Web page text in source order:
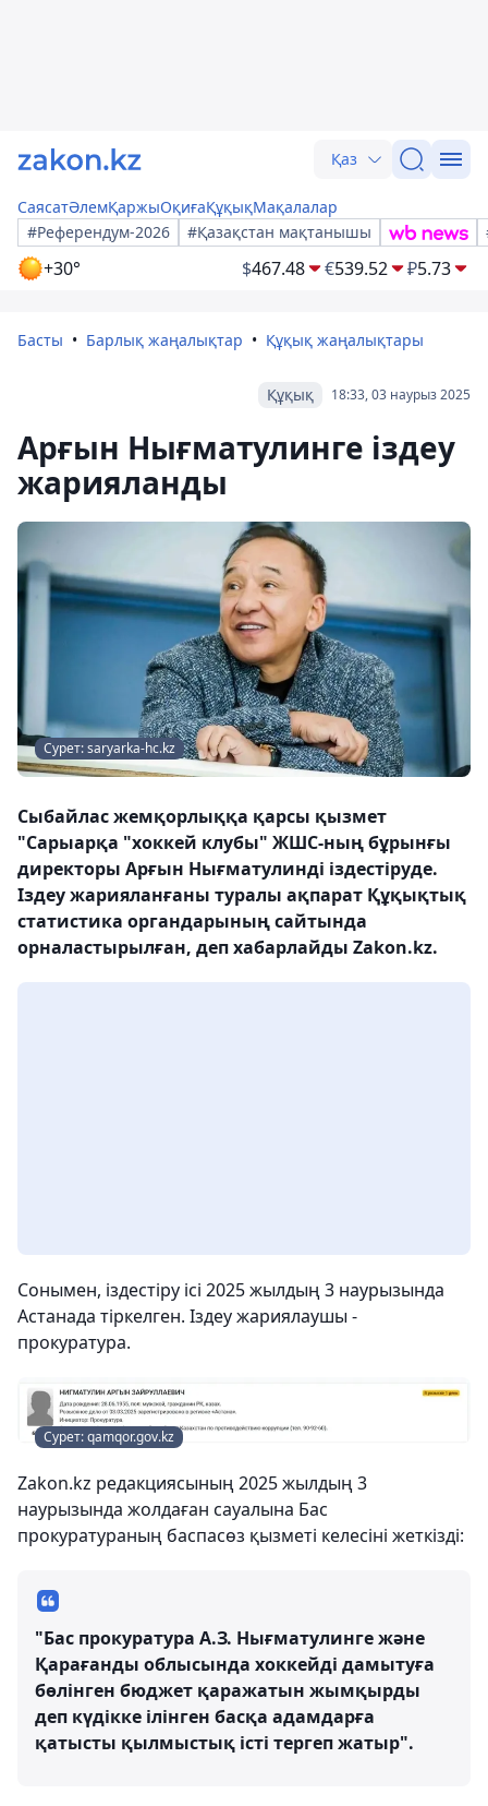
Қаз
СаясатӘлемҚаржыОқиғаҚұқықМақалалар
#Референдум-2026
#Қазақстан мақтанышы
+30° $467.48 €539.52 ₽5.73
Басты Барлық жаңалықтар Құқық жаңалықтары
18:33, 03 наурыз 2025
Құқық
Арғын Нығматулинге іздеу
жарияланды
Сурет: saryarka-hc.kz
Сыбайлас жемқорлыққа қарсы қызмет
"Сарыарқа "хоккей клубы" ЖШС-ның бұрынғы
директоры Арғын Нығматулинді іздестіруде.
Іздеу жарияланғаны туралы ақпарат Құқықтық
статистика органдарының сайтында
орналастырылған, деп хабарлайды Zakon.kz.
Сонымен, іздестіру ісі 2025 жылдың 3 наурызында
Астанада тіркелген. Іздеу жариялаушы -
прокуратура.
Сурет: qamqor.gov.kz
Zakon.kz редакциясының 2025 жылдың 3
наурызында жолдаған сауалына Бас
прокуратураның баспасөз қызметі келесіні жеткізді:
"Бас прокуратура А.З. Нығматулинге және
Қарағанды облысында хоккейді дамытуға
бөлінген бюджет қаражатын жымқырды
деп күдікке ілінген басқа адамдарға
қатысты қылмыстық істі тергеп жатыр".